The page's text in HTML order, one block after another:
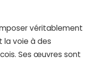
véritablement
la voie à des
Ses œuvres sont